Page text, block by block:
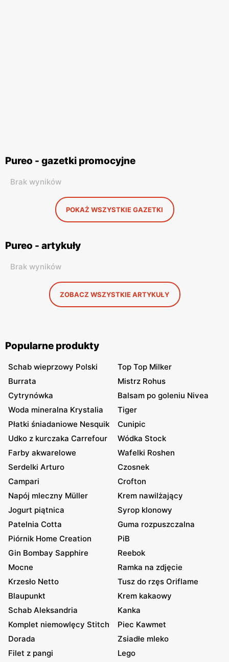
Pureo - gazetki promocyjne
Brak wyników
POKAŻ WSZYSTKIE GAZETKI
Pureo - artykuły
Brak wyników
ZOBACZ WSZYSTKIE ARTYKUŁY
Popularne produkty
Schab wieprzowy Polski
Top Top Milker
Burrata
Mistrz Rohus
Cytrynówka
Balsam po goleniu Nivea
Woda mineralna Krystalia
Tiger
Płatki śniadaniowe Nesquik
Cunipic
Udko z kurczaka Carrefour
Wódka Stock
Farby akwarelowe
Wafelki Roshen
Serdelki Arturo
Czosnek
Campari
Crofton
Napój mleczny Müller
Krem nawilżający
Jogurt piątnica
Syrop klonowy
Patelnia Cotta
Guma rozpuszczalna
Piórnik Home Creation
PiB
Gin Bombay Sapphire
Reebok
Mocne
Ramka na zdjęcie
Krzesło Netto
Tusz do rzęs Oriflame
Blaupunkt
Krem kakaowy
Schab Aleksandria
Kanka
Komplet niemowlęcy Stitch
Piec Kawmet
Dorada
Zsiadłe mleko
Filet z pangi
Lego